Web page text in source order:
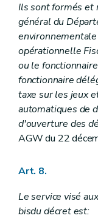
Ils sont formés et
général du
opérationnelle
ou le
fonctionnaire
taxe sur les jeux
automatiques de
d'ouverture des
AGW du 22
Art. 8.
Le service visé
bisdu décret est: